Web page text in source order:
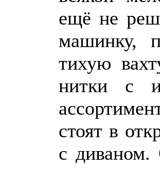
ещё не
машинку,
тихую
нитки с
стоят в
с диваном.